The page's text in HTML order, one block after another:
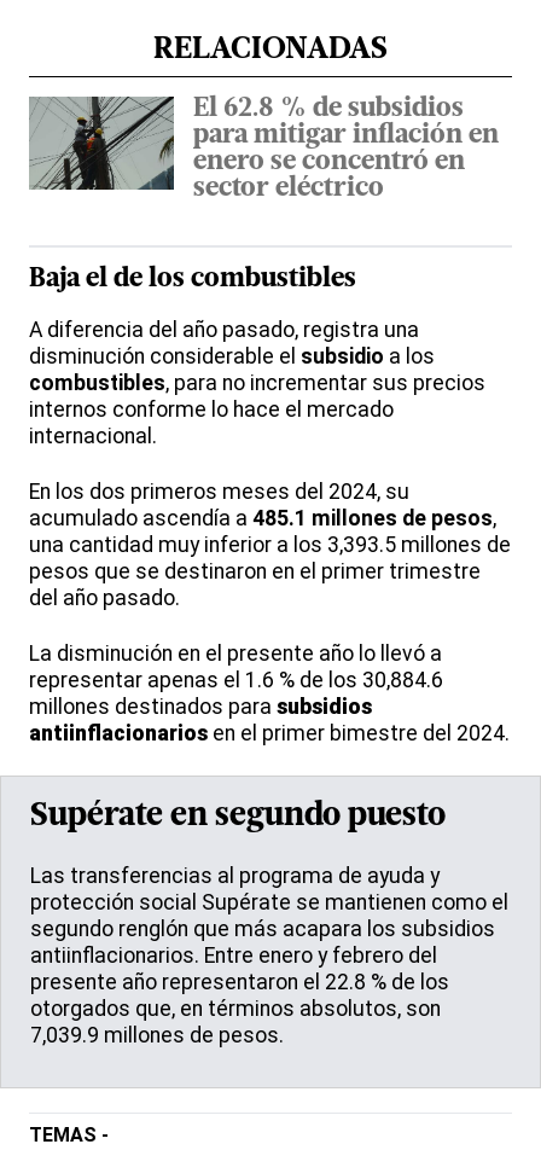
RELACIONADAS
El 62.8 % de subsidios
para mitigar inflación en
enero se concentró en
sector eléctrico
Baja el de los combustibles
A diferencia del año pasado, registra una
disminución considerable el subsidio a los
combustibles, para no incrementar sus precios
internos conforme lo hace el mercado
internacional.
En los dos primeros meses del 2024, su
acumulado ascendía a 485.1 millones de pesos,
una cantidad muy inferior a los 3,393.5 millones de
pesos que se destinaron en el primer trimestre
del año pasado.
La disminución en el presente año lo llevó a
representar apenas el 1.6 % de los 30,884.6
millones destinados para subsidios
antiinflacionarios en el primer bimestre del 2024.
Supérate en segundo puesto
Las transferencias al programa de ayuda y
protección social Supérate se mantienen como el
segundo renglón que más acapara los subsidios
antiinflacionarios. Entre enero y febrero del
presente año representaron el 22.8 % de los
otorgados que, en términos absolutos, son
7,039.9 millones de pesos.
TEMAS -